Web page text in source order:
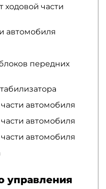
ходовой части
автомобиля
передних
автомобиля
автомобиля
автомобиля
управления